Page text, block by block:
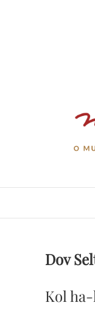
Dov
Kol